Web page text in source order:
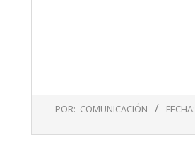
24
POR: COMUNICACIÓN FECHA: